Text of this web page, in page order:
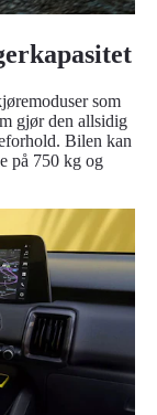
som
gjør den allsidig
Bilen kan
på 750 kg og